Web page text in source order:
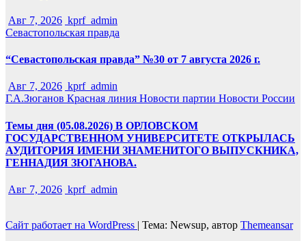
Авг 7, 2026 kprf_admin
Севастопольская правда
“Севастопольская правда” №30 от 7 августа 2026 г.
Авг 7, 2026 kprf_admin
Г.А.Зюганов Красная линия Новости партии Новости России
Темы дня (05.08.2026) В ОРЛОВСКОМ
ГОСУДАРСТВЕННОМ УНИВЕРСИТЕТЕ ОТКРЫЛАСЬ
АУДИТОРИЯ ИМЕНИ ЗНАМЕНИТОГО ВЫПУСКНИКА,
ГЕННАДИЯ ЗЮГАНОВА.
Авг 7, 2026 kprf_admin
Сайт работает на WordPress | Тема: Newsup, автор Themeansar